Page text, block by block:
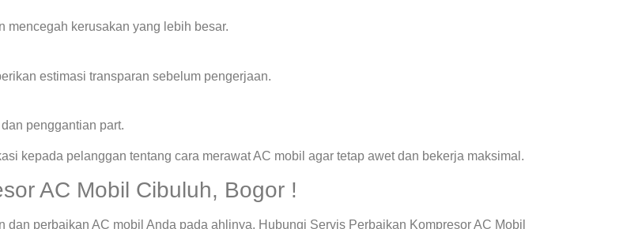
mencegah kerusakan yang lebih besar.
estimasi transparan sebelum pengerjaan.
penggantian part.
kepada pelanggan tentang cara merawat AC mobil agar tetap awet dan bekerja maksimal.
AC Mobil Cibuluh, Bogor !
perbaikan AC mobil Anda pada ahlinya. Hubungi Servis Perbaikan Kompresor AC Mobil